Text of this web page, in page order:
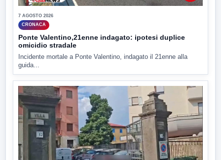
7 AGOSTO 2026
CRONACA
Ponte Valentino,21enne indagato: ipotesi duplice
omicidio stradale
Incidente mortale a Ponte Valentino, indagato il 21enne alla
guida...